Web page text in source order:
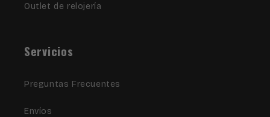
Outlet de relojería
Servicios
Preguntas Frecuentes
Envíos